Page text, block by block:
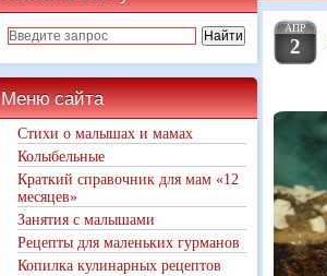
Меню сайта
Стихи о малышах и мамах
Колыбельные
Краткий справочник для мам «12
месяцев»
Занятия с малышами
Рецепты для маленьких гурманов
Копилка кулинарных рецептов
АПР
2